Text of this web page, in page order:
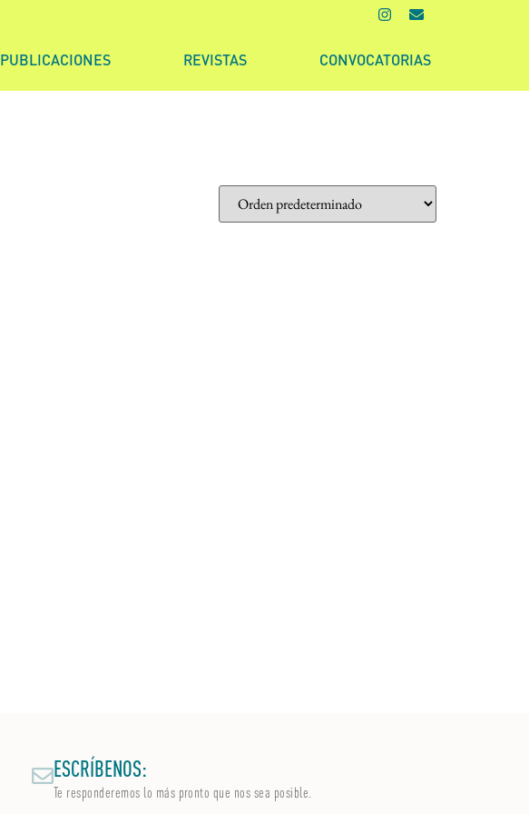
PUBLICACIONES REVISTAS CONVOCATORIAS
ESCRÍBENOS:
Te responderemos lo más pronto que nos sea posible.